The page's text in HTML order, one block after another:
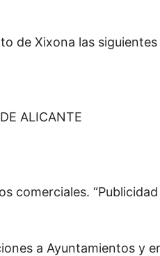
de Xixona las
ALICANTE
comerciales.
a Ayuntamientos y